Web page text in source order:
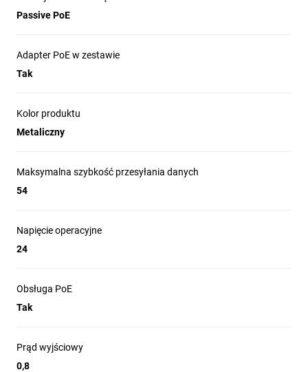
wszystkie dotychczasowe tryby pracy
częstotliwości 5 GHz.
Moc transmisji wynosi 1300 mW,
Możliwe jest też zastosowanie innych
Passive PoE
Adapter PoE w zestawie
Tak
Kolor produktu
Metaliczny
Maksymalna szybkość przesyłania danych
54
Napięcie operacyjne
24
Obsługa PoE
Tak
Prąd wyjściowy
0,8